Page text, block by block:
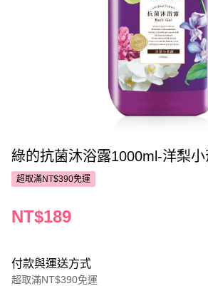
綠的抗菌沐浴露1000ml-洋梨小
超取滿NT$390免運
NT$189
付款與運送方式
超取滿NT$390免運